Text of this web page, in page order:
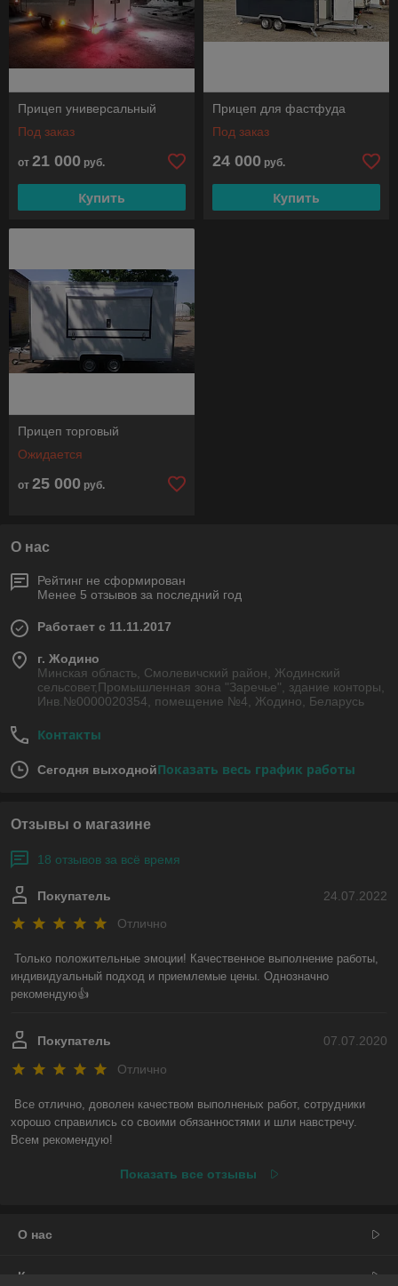
Прицеп универсальный
Под заказ
от 21 000 руб.
Купить
Прицеп для фастфуда
Под заказ
24 000 руб.
Купить
Прицеп торговый
Ожидается
от 25 000 руб.
О нас
Рейтинг не сформирован
Менее 5 отзывов за последний год
Работает с 11.11.2017
г. Жодино
Минская область, Смолевичский район, Жодинский
сельсовет,Промышленная зона "Заречье", здание конторы,
Инв.№0000020354, помещение №4, Жодино, Беларусь
Контакты
Сегодня выходнойПоказать весь график работы
Отзывы о магазине
18 отзывов за всё время
24.07.2022
Покупатель
Отлично
Только положительные эмоции! Качественное выполнение работы,
индивидуальный подход и приемлемые цены. Однозначно
рекомендую👍
07.07.2020
Покупатель
Отлично
Все отлично, доволен качеством выполненых работ, сотрудники
хорошо справились со своими обязанностями и шли навстречу.
Всем рекомендую!
Показать все отзывы
О нас
Контакты